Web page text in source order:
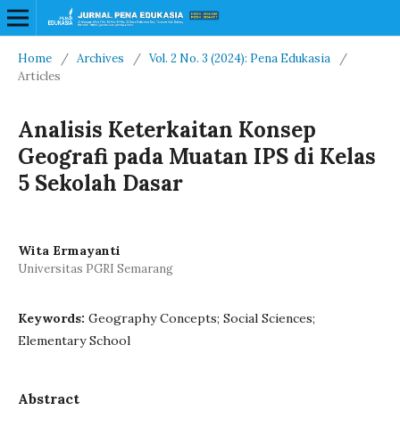
Home / Archives / Vol. 2 No. 3 (2024): Pena Edukasia
/
Articles
Analisis Keterkaitan Konsep
Geografi pada Muatan IPS di Kelas
5 Sekolah Dasar
Wita Ermayanti
Universitas PGRI Semarang
Keywords: Geography Concepts; Social Sciences;
Elementary School
Abstract